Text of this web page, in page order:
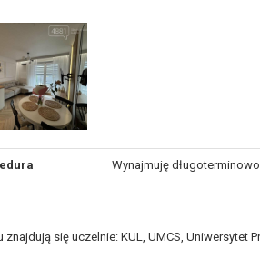
Wynajmuję długoterminowo
się uczelnie: KUL, UMCS, Uniwersytet